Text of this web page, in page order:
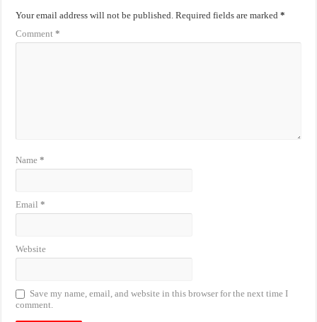
Your email address will not be published. Required fields are marked*
Comment*
Name*
Email*
Website
Save my name, email, and website in this browser for the next time I
comment.